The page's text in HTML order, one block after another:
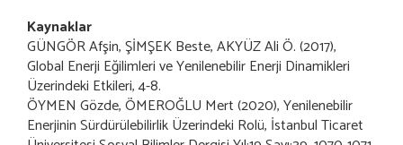
Kaynaklar
GÜNGÖR Afşin, ŞİMŞEK Beste, AKYÜZ Ali Ö. (2017),
Global Enerji Eğilimleri ve Yenilenebilir Enerji Dinamikleri
Üzerindeki Etkileri, 4-8.
ÖYMEN Gözde, ÖMEROĞLU Mert (2020), Yenilenebilir
Enerjinin Sürdürülebilirlik Üzerindeki Rolü, İstanbul Ticaret